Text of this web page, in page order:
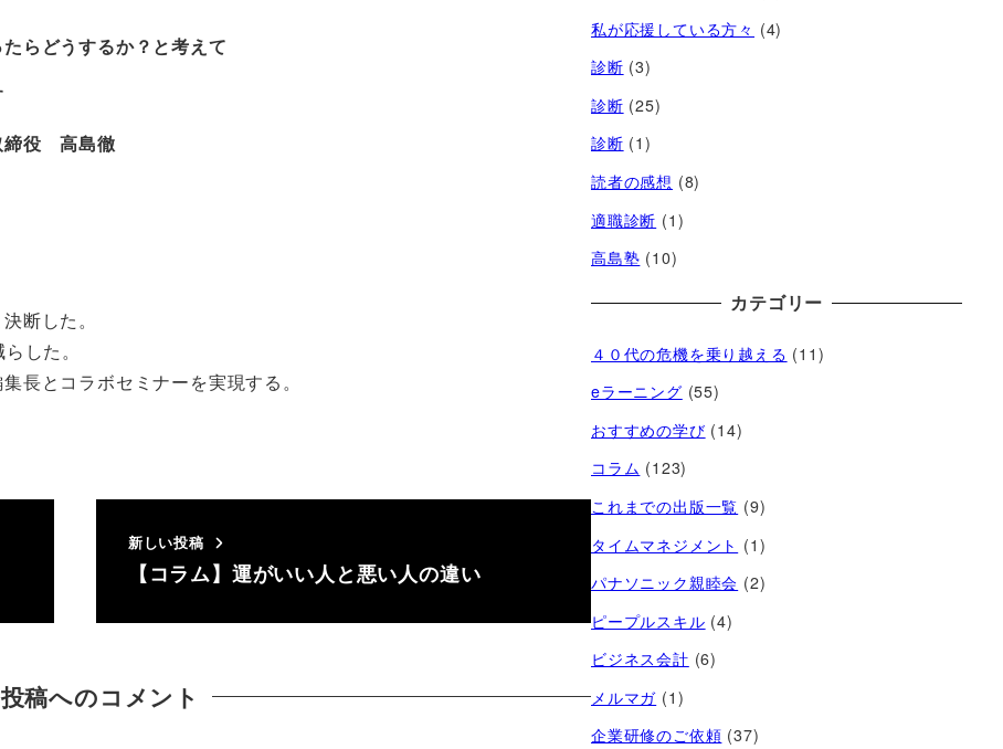
するか？と考えて
高島徹
断した。
した。
長とコラボセミナーを実現する。
新しい投稿
【コラム】運がいい人と悪い人の違い
稿へのコメント
私が応援している方々 (4)
診断 (3)
診断 (25)
診断 (1)
読者の感想 (8)
適職診断 (1)
高島塾 (10)
カテゴリー
４０代の危機を乗り越える (11)
eラーニング (55)
おすすめの学び (14)
コラム (123)
これまでの出版一覧 (9)
タイムマネジメント (1)
パナソニック親睦会 (2)
ピープルスキル (4)
ビジネス会計 (6)
メルマガ (1)
企業研修のご依頼 (37)